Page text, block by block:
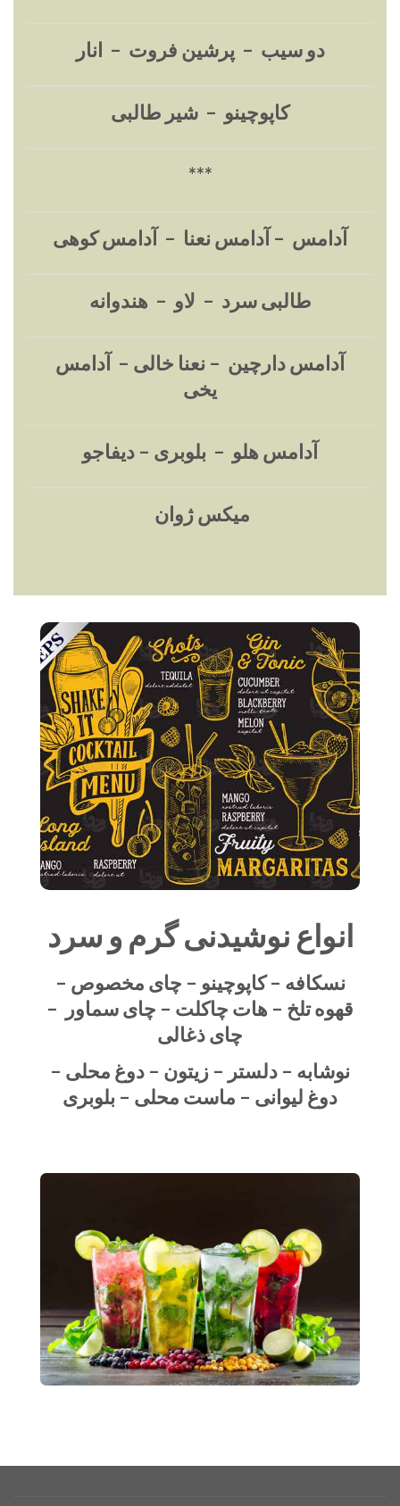
دو سیب – پرشین فروت – انار
کاپوچینو – شیر طالبی
***
آدامس – آدامس نعنا – آدامس کوهی
طالبی سرد – لاو – هندوانه
آدامس دارچین – نعنا خالی – آدامس
یخی
آدامس هلو – بلوبری – دیفاجو
میکس ژوان
انواع نوشیدنی گرم و سرد
نسکافه – کاپوچینو – چای مخصوص –
قهوه تلخ – هات چاکلت – چای سماور –
چای ذغالی
نوشابه – دلستر – زیتون – دوغ محلی –
دوغ لیوانی – ماست محلی – بلوبری